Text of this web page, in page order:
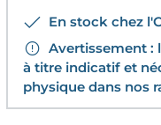
En stock chez
Avertissement :
à titre indicatif et
physique dans nos